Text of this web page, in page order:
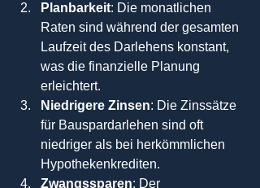
Planbarkeit: Die monatlichen
Raten sind während der gesamten
Laufzeit des Darlehens konstant,
was die finanzielle Planung
erleichtert.
Niedrigere Zinsen: Die Zinssätze
für Bauspardarlehen sind oft
niedriger als bei herkömmlichen
Hypothekenkrediten.
Zwangssparen: Der